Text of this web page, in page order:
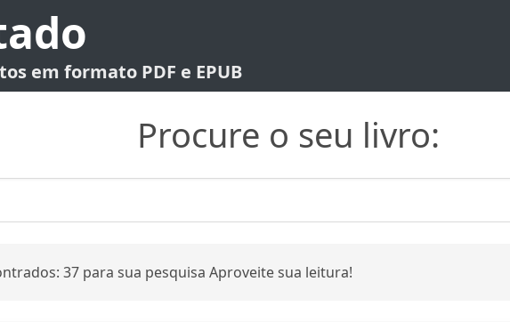
em formato PDF e EPUB
Procure o seu livro:
37 para sua pesquisa Aproveite sua leitura!